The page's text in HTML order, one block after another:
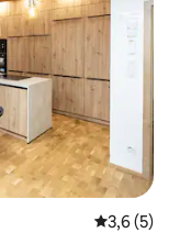
Évaluation
3,6 (5)